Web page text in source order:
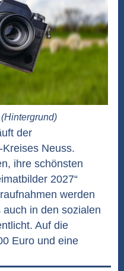
der
Neuss.
ihre schönsten
2027“
werden
in den sozialen
Auf die
Euro und eine